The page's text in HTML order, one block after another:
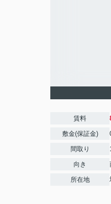
賃料
敷金(保証金)
間取り
向き
所在地